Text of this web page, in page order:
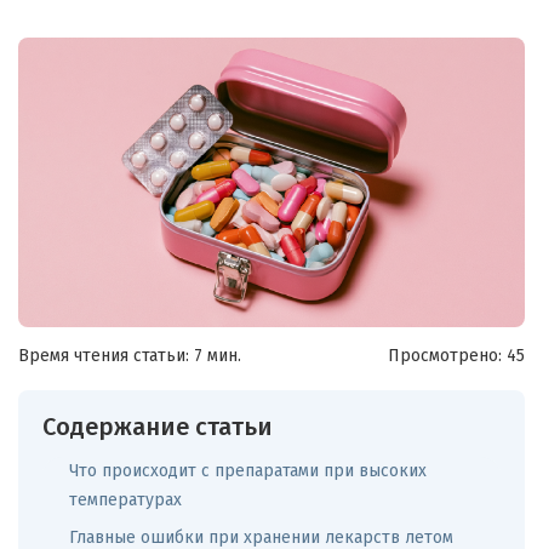
Время чтения статьи: 7 мин. Просмотрено: 45
Содержание статьи
Что происходит с препаратами при высоких
температурах
Главные ошибки при хранении лекарств летом
Я согласен наобработку моих персональных данных